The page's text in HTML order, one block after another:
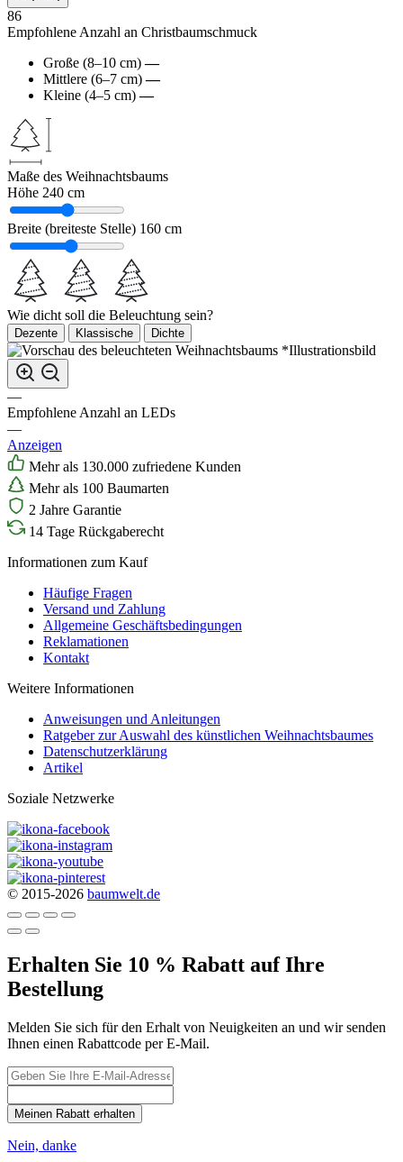
86
Empfohlene Anzahl an Christbaumschmuck
Große (8–10 cm) —
Mittlere (6–7 cm) —
Kleine (4–5 cm) —
Maße des Weihnachtsbaums
Höhe 240 cm
Breite (breiteste Stelle) 160 cm
Wie dicht soll die Beleuchtung sein?
Dezente Klassische Dichte
*Illustrationsbild
—
Empfohlene Anzahl an LEDs
—
Anzeigen
Mehr als 130.000 zufriedene Kunden
Mehr als 100 Baumarten
2 Jahre Garantie
14 Tage Rückgaberecht
Informationen zum Kauf
Häufige Fragen
Versand und Zahlung
Allgemeine Geschäftsbedingungen
Reklamationen
Kontakt
Weitere Informationen
Anweisungen und Anleitungen
Ratgeber zur Auswahl des künstlichen Weihnachtsbaumes
Datenschutzerklärung
Artikel
Soziale Netzwerke
© 2015-2026 baumwelt.de
Erhalten Sie 10 % Rabatt auf Ihre
Bestellung
Melden Sie sich für den Erhalt von Neuigkeiten an und wir senden
Ihnen einen Rabattcode per E-Mail.
Meinen Rabatt erhalten
Nein, danke